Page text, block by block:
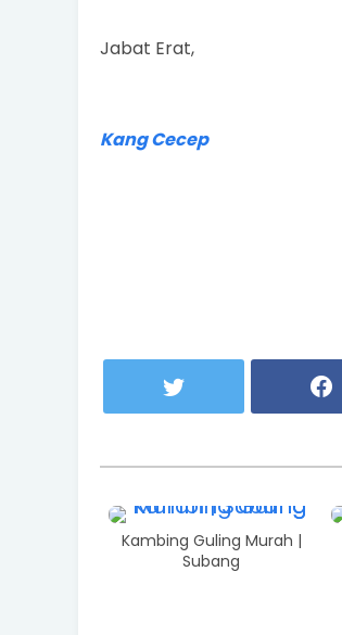
Jabat Erat,
Kang Cecep
Kambing Guling Murah |
Subang